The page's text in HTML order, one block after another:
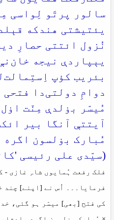
سالور پرتَو لِواسی
یئتیشتی هندکه
نُزول ائتتی حصارِ
یېپاردې نیجه
بئریب کؤپ
دوامِ دولتی‌دا فتحی
مُیسّر بۏلدې مِنّت اۏل
آیتتې آنگا بیر
مُبارک بۏلسون اگره
(سیّدی علی رئیسی
فلک رفعت ہُمایوں شاہِ غازی -
فرمایا۔۔۔ اُس نے [اپنے] چند
کی فتح [بھی] میسّر ہو گئی،